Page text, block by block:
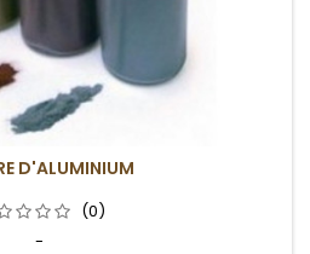
D'ALUMINIUM
(0)
-